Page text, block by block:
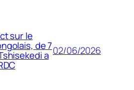
sur le
de 7
a 02/06/2026